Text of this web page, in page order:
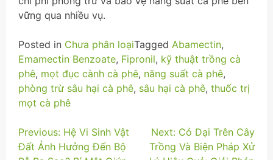
vững qua nhiều vụ.
Posted in Chưa phân loạiTagged Abamectin,
Emamectin Benzoate, Fipronil, kỹ thuật trồng cà
phê, mọt đục cành cà phê, năng suất cà phê,
phòng trừ sâu hại cà phê, sâu hại cà phê, thuốc trị
mọt cà phê
Điều
Previous: Hệ Vi Sinh Vật
Đất Ảnh Hưởng Đến Bộ
Next: Cỏ Dại Trên Cây
Trồng Và Biện Pháp Xử